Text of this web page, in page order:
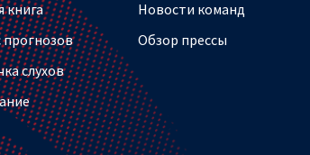
книга
прогнозов
слухов
Новости команд
Обзор прессы